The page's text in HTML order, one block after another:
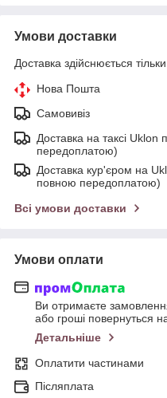
Умови доставки
Доставка здійснюється
Нова Пошта
Самовивіз
Доставка на таксі Uklon
передоплатою)
Доставка кур'єром на
повною передоплатою)
Всі умови доставки
Умови оплати
Ви отримаєте
або гроші повернуться
Детальніше
Оплатити частинами
Післяплата